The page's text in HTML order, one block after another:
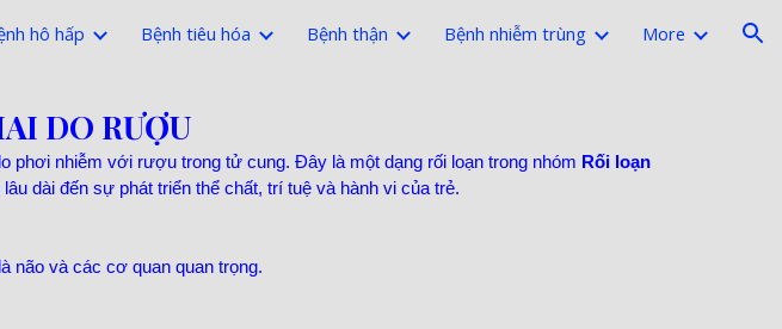
Skip to navigation
hô hấp Bệnh tiêu hóa Bệnh thận Bệnh nhiễm trùng More
DO RƯỢU
phơi nhiễm với rượu trong tử cung. Đây là một dạng rối loạn trong nhóm Rối loạn
dài đến sự phát triển thể chất, trí tuệ và hành vi của trẻ.
não và các cơ quan quan trọng.